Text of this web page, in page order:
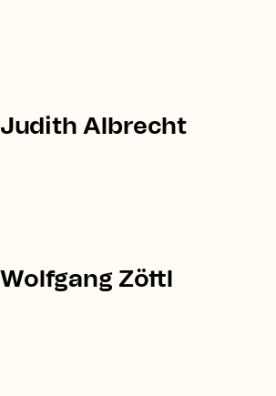
Judith Albrecht
Wolfgang Zöttl